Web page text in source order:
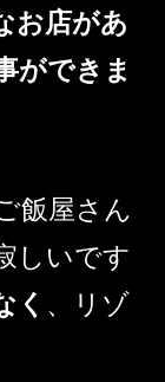
お店があ
ができま
飯屋さん
しいです
く 、リゾ